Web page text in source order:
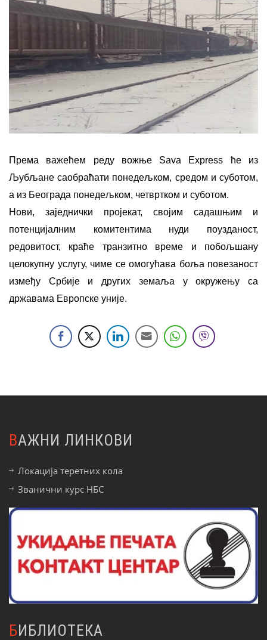
Према важећем реду вожње Sava Express ће из
Љубљане саобраћати понедељком, средом и суботом,
а из Београда понедељком, четвртком и суботом.
Нови, заједнички пројекат, својим садашњим и
потенцијалним комитентима нуди поузданост,
редовитост, краће транзитно време и побољшану
целокупну услугу, чиме се омогућава боља повезаност
између Србије и других земаља у окружењу са
државама Европске уније.
ВАЖНИ ЛИНКОВИ
Локација теретних кола
Званични курс НБС
БИБЛИОТЕКА